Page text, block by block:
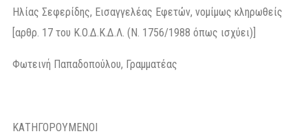
Ηλίας Σεφερίδης, Εισαγγελέας Εφετών, νομίμως κληρωθείς
[αρθρ. 17 του Κ.Ο.Δ.Κ.Δ.Λ. (Ν. 1756/1988 όπως ισχύει)]
Φωτεινή Παπαδοπούλου, Γραμματέας
ΚΑΤΗΓΟΡΟΥΜΕΝΟΙ